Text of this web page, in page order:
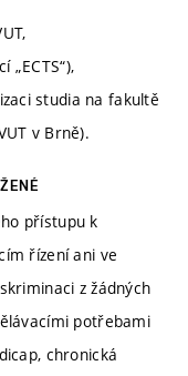
„ECTS“),
studia na fakultě
v Brně).
přístupu k
řízení ani ve
z žádných
potřebami
chronická